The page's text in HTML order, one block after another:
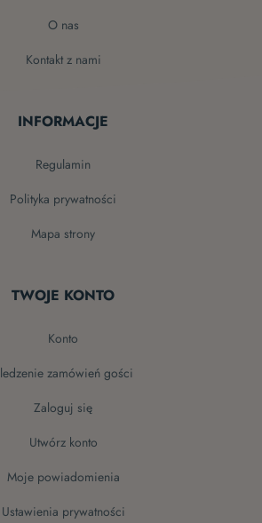
o nas
kontakt z nami
INFORMACJE
regulamin
polityka prywatności
mapa strony
TWOJE KONTO
konto
śledzenie zamówień gości
zaloguj się
utwórz konto
moje powiadomienia
ustawienia prywatności